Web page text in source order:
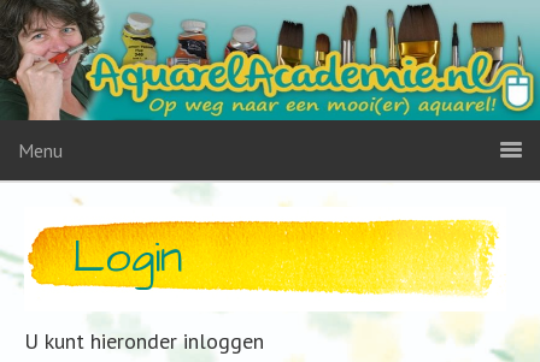
Menu
Login
U kunt hieronder inloggen